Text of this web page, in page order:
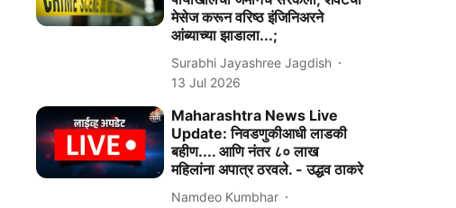
मेसेज करून वरिष्ठ इंजिनिअरने
आंब्याच्या झाडाला...;
Surabhi Jayashree Jagdish
13 Jul 2026
Maharashtra News Live
Update: निवडणुकीआधी लाडकी
बहीण.... आणि नंतर ८० लाख
महिलांना अपात्र ठरवले. - उद्धव ठाकरे
Namdeo Kumbhar